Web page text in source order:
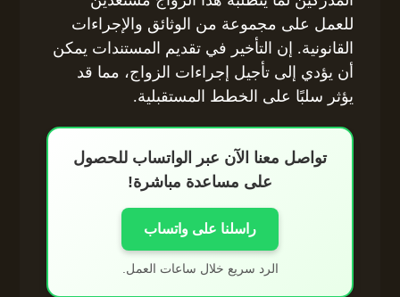
للعمل على مجموعة من الوثائق والإجراءات
القانونية. إن التأخير في تقديم المستندات يمكن
أن يؤدي إلى تأجيل إجراءات الزواج، مما قد
يؤثر سلبًا على الخطط المستقبلية.
تواصل معنا الآن عبر الواتساب للحصول
على مساعدة مباشرة!
راسلنا على واتساب
الرد سريع خلال ساعات العمل.